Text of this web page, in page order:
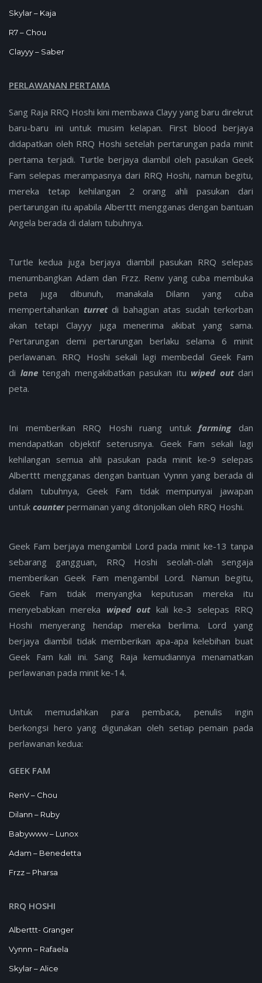
Skylar – Kaja
R7 – Chou
Clayyy – Saber
PERLAWANAN PERTAMA
Sang Raja RRQ Hoshi kini membawa Clayy yang baru direkrut
baru-baru ini untuk musim kelapan. First blood berjaya
didapatkan oleh RRQ Hoshi setelah pertarungan pada minit
pertama terjadi. Turtle berjaya diambil oleh pasukan Geek
Fam selepas merampasnya dari RRQ Hoshi, namun begitu,
mereka tetap kehilangan 2 orang ahli pasukan dari
pertarungan itu apabila Alberttt mengganas dengan bantuan
Angela berada di dalam tubuhnya.
Turtle kedua juga berjaya diambil pasukan RRQ selepas
menumbangkan Adam dan Frzz. Renv yang cuba membuka
peta juga dibunuh, manakala Dilann yang cuba
mempertahankan turret di bahagian atas sudah terkorban
akan tetapi Clayyy juga menerima akibat yang sama.
Pertarungan demi pertarungan berlaku selama 6 minit
perlawanan. RRQ Hoshi sekali lagi membedal Geek Fam
di lane tengah mengakibatkan pasukan itu wiped out dari
peta.
Ini memberikan RRQ Hoshi ruang untukfarming dan
mendapatkan objektif seterusnya. Geek Fam sekali lagi
kehilangan semua ahli pasukan pada minit ke-9 selepas
Alberttt mengganas dengan bantuan Vynnn yang berada di
dalam tubuhnya, Geek Fam tidak mempunyai jawapan
untuk counterpermainan yang ditonjolkan oleh RRQ Hoshi.
Geek Fam berjaya mengambil Lord pada minit ke-13 tanpa
sebarang gangguan, RRQ Hoshi seolah-olah sengaja
memberikan Geek Fam mengambil Lord. Namun begitu,
Geek Fam tidak menyangka keputusan mereka itu
menyebabkan mereka wiped out kali ke-3 selepas RRQ
Hoshi menyerang hendap mereka berlima. Lord yang
berjaya diambil tidak memberikan apa-apa kelebihan buat
Geek Fam kali ini. Sang Raja kemudiannya menamatkan
perlawanan pada minit ke-14.
Untuk memudahkan para pembaca, penulis ingin
berkongsi hero yang digunakan oleh setiap pemain pada
perlawanan kedua:
GEEK FAM
RenV – Chou
Dilann – Ruby
Babywww – Lunox
Adam – Benedetta
Frzz – Pharsa
RRQ HOSHI
Alberttt- Granger
Vynnn – Rafaela
Skylar – Alice